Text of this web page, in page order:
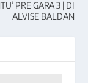
PRE GARA 3 | DI
ALVISE BALDAN